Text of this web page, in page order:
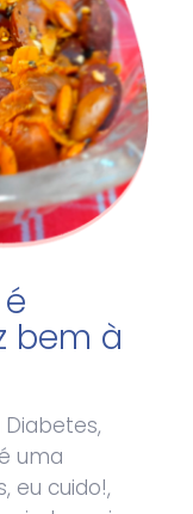
bem à
Diabetes,
uma
eu cuido!,